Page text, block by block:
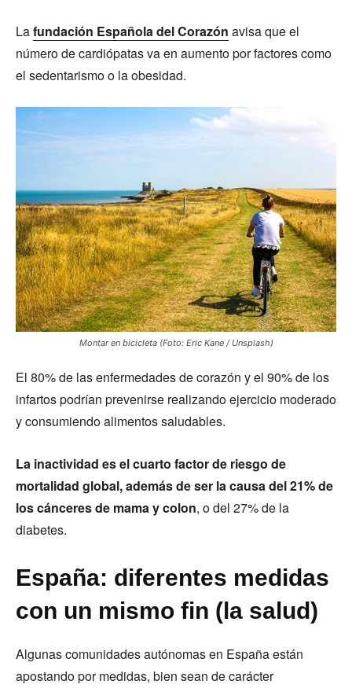
Lafundación Española del Corazón avisa que el
número de cardiópatas va en aumento por factores como
el sedentarismo o la obesidad.
Montar en bicicleta (Foto: Eric Kane / Unsplash)
El 80% de las enfermedades de corazón y el 90% de los
infartos podrían prevenirse realizando ejercicio moderado
y consumiendo alimentos saludables.
La inactividad es el cuarto factor de riesgo de
mortalidad global, además de ser la causa del 21% de
los cánceres de mama y colon, o del 27% de la
diabetes.
España: diferentes medidas
con un mismo fin (la salud)
Algunas comunidades autónomas en España están
apostando por medidas, bien sean de carácter